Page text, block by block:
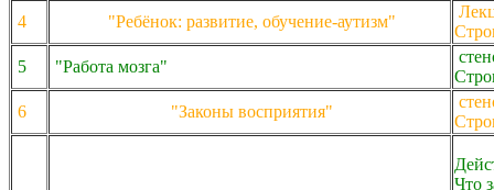
4
"Ребёнок: развитие, обучение-аутизм"
5
"Работа мозга"
6
"Законы восприятия"
Что